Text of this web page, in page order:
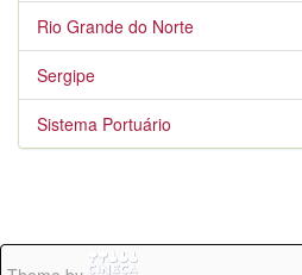
Rio Grande do Norte
Sergipe
Sistema Portuário